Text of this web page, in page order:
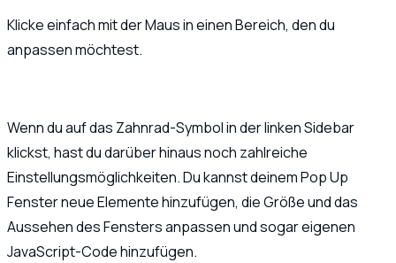
Klicke einfach mit der Maus in einen Bereich, den du
anpassen möchtest.
Wenn du auf das Zahnrad-Symbol in der linken Sidebar
klickst, hast du darüber hinaus noch zahlreiche
Einstellungsmöglichkeiten. Du kannst deinem Pop Up
Fenster neue Elemente hinzufügen, die Größe und das
Aussehen des Fensters anpassen und sogar eigenen
JavaScript-Code hinzufügen.